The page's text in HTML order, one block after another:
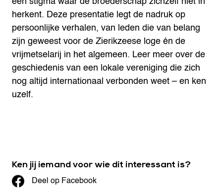
herkent. Deze presentatie legt de nadruk op
persoonlijke verhalen, van leden die van belang
zijn geweest voor de Zierikzeese loge én de
vrijmetselarij in het algemeen. Leer meer over de
geschiedenis van een lokale vereniging die zich
nog altijd internationaal verbonden weet – en ken
uzelf.
Ken jij iemand voor wie dit interessant is?
Deel op Facebook